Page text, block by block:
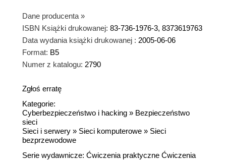
Dane producenta »
ISBN Książki drukowanej: 83-736-1976-3, 8373619763
Data wydania książki drukowanej : 2005-06-06
Format: B5
Numer z katalogu: 2790
Zgłoś erratę
Kategorie:
Cyberbezpieczeństwo i hacking » Bezpieczeństwo
sieci
Sieci i serwery » Sieci komputerowe » Sieci
bezprzewodowe
Serie wydawnicze: Ćwiczenia praktyczne Ćwiczenia